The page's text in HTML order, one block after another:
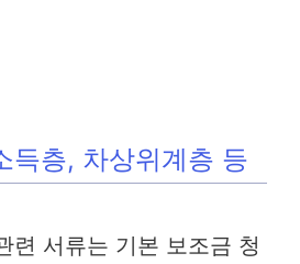
득층, 차상위계층 등
련 서류는 기본 보조금 청